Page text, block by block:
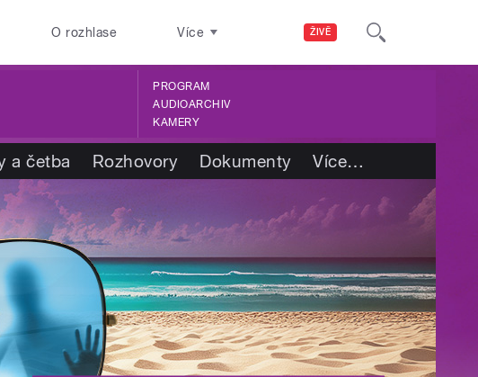
ŽIVĚ
O rozhlase Více
PROGRAM
AUDIOARCHIV
KAMERY
a četba Rozhovory Dokumenty Více…